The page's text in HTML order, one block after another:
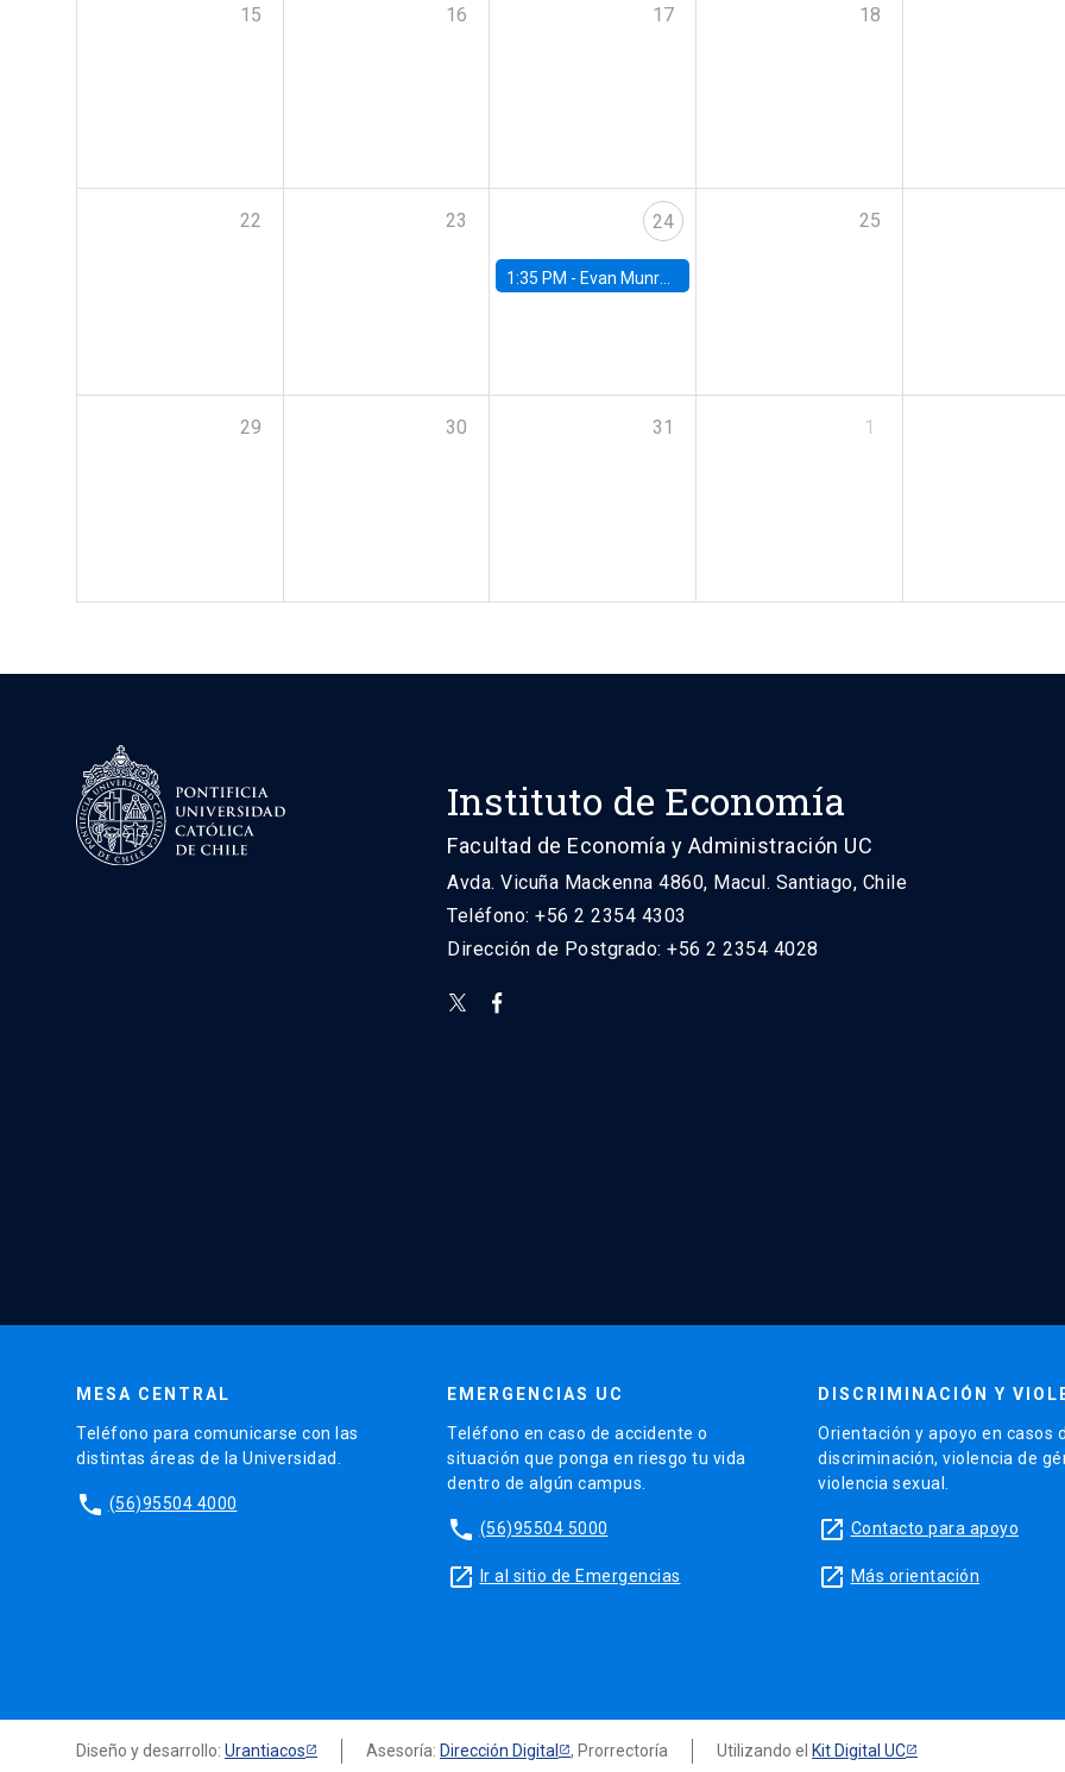
15 16 17 18
22 23 24
1:35 PM - Evan Munro, Neyman Visiting Assistant Professor in the Department of Statistics at UC Berkeley
25
29 30 31 1
Instituto de Economía
Facultad de Economía y Administración UC
Avda. Vicuña Mackenna 4860, Macul. Santiago, Chile
Teléfono: +56 2 2354 4303
Dirección de Postgrado: +56 2 2354 4028
MESA CENTRAL
Teléfono para comunicarse con las
distintas áreas de la Universidad.
phone (56)95504 4000
EMERGENCIAS UC
Teléfono en caso de accidente o
situación que ponga en riesgo tu vida
dentro de algún campus.
phone (56)95504 5000
launch Ir al sitio de Emergencias
DISCRIMINACIÓN Y
Orientación y apoyo en casos
discriminación, violencia de
violencia sexual.
launch Contacto para apoyo
launch Más orientación
Diseño y desarrollo: Urantiacos Asesoría: Dirección Digital , Prorrectoría Utilizando el Kit Digital UC